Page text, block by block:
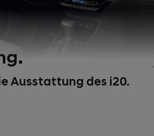
Ausstattung des i20.